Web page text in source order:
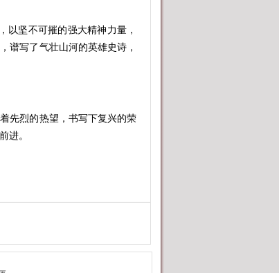
坚不可摧的强大精神力量，
谱写了气壮山河的英雄史诗，
先烈的热望，书写下复兴的荣
进。
家人将一束束菊花轻放碑